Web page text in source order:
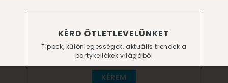
KÉRD ÖTLETLEVELÜNKET
Tippek, különlegességek, aktuális trendek a
partykellékek világából
KÉREM